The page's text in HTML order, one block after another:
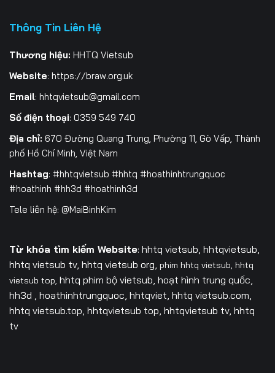
Thông Tin Liên Hệ
Thương hiệu: HHTQ Vietsub
Website: https://braw.org.uk
Email: hhtqvietsub@gmail.com
Số điện thoại: 0359 549 740
Địa chỉ: 670 Đường Quang Trung, Phường 11, Gò Vấp, Thành
phố Hồ Chí Minh, Việt Nam
Hashtag: #hhtqvietsub #hhtq #hoathinhtrungquoc
#hoathinh #hh3d #hoathinh3d
Tele liên hệ: @MaiBinhKim
Từ khóa tìm kiếm Website: hhtq vietsub, hhtqvietsub,
hhtq vietsub tv, hhtq vietsub org, phim hhtq vietsub, hhtq
vietsub top, hhtq phim bộ vietsub, hoạt hình trung quốc,
hh3d , hoathinhtrungquoc, hhtqviet, hhtq vietsub.com,
hhtq vietsub.top, hhtqvietsub top, hhtqvietsub tv, hhtq
tv